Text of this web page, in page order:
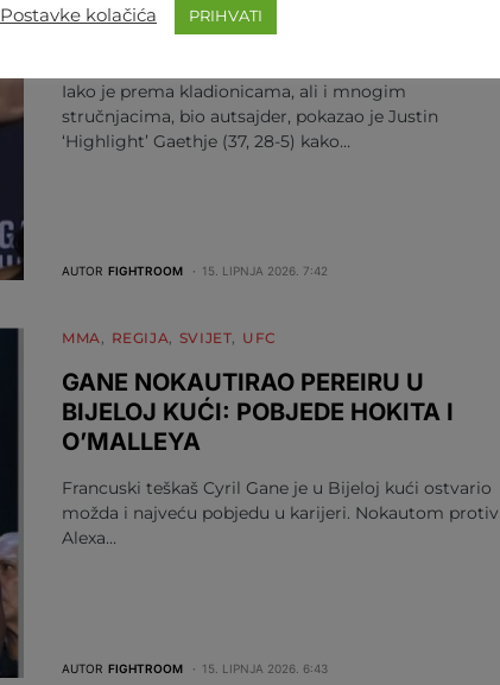
KATEGORIJE UFC-A! TOPURIA NIJE
Iako je prema kladionicama, ali i mnogim
stručnjacima, bio autsajder, pokazao je Justin
‘Highlight’ Gaethje (37, 28-5) kako…
AUTOR FIGHTROOM 15. LIPNJA 2026. 7:42
MMA REGIJA SVIJET UFC
GANE NOKAUTIRAO PEREIRU U
BIJELOJ KUĆI: POBJEDE HOKITA I
O’MALLEYA
Francuski teškaš Cyril Gane je u Bijeloj kući ostvario
možda i najveću pobjedu u karijeri. Nokautom protiv
Alexa…
AUTOR FIGHTROOM 15. LIPNJA 2026. 6:43
Postavke kolačića PRIHVATI